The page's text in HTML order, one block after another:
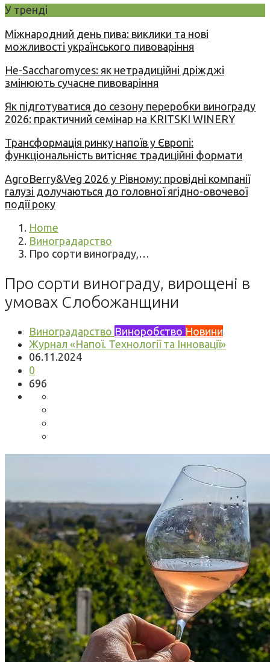
У тренді
Міжнародний день пива: виклики та нові
можливості українського пивоваріння
Не-Saccharomyces: як нетрадиційні дріжджі
змінюють сучасне пивоваріння
Як підготуватися до сезону переробки винограду
2026: практичний семінар на KRITSKI WINERY
Трансформація ринку напоїв у Європі:
функціональність витісняє традиційні формати
AgroBerry&Veg 2026 у Рівному: провідні компанії
галузі долучаються до головної ягідно-овочевої
події року
Home
Виноградарство
Про сорти винограду,…
Про сорти винограду, вирощені в
умовах Слобожанщини
Виноградарство Виноробство Новини
Журнал «Напої. Технології та Інновації»
06.11.2024
0
696